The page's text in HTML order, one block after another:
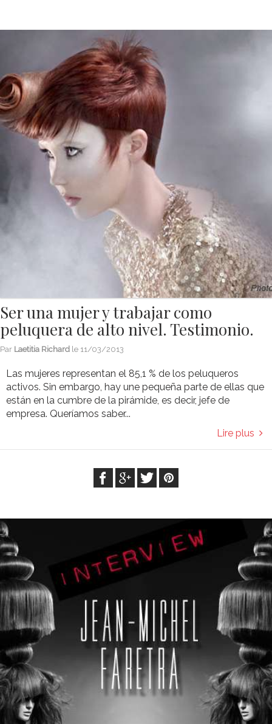
Ser una mujer y trabajar como
peluquera de alto nivel. Testimonio.
Par Laetitia Richard le 11/03/2013
Las mujeres representan el 85,1 % de los peluqueros
activos. Sin embargo, hay une pequeña parte de ellas que
están en la cumbre de la pirámide, es decir, jefe de
empresa. Queríamos saber...
Lire plus